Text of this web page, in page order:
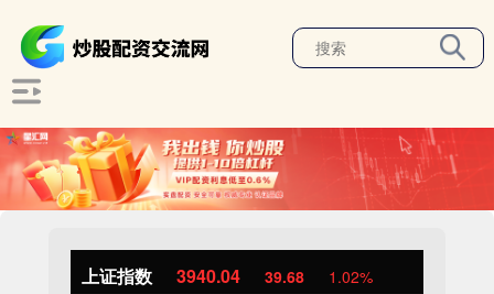
上证指数 3940.04 39.68 1.02%